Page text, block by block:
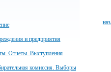
и предприятия
Отчеты. Выступления
комиссия. Выборы